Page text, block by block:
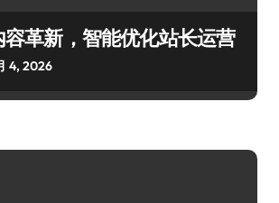
革新，智能优化站长运营
4, 2026